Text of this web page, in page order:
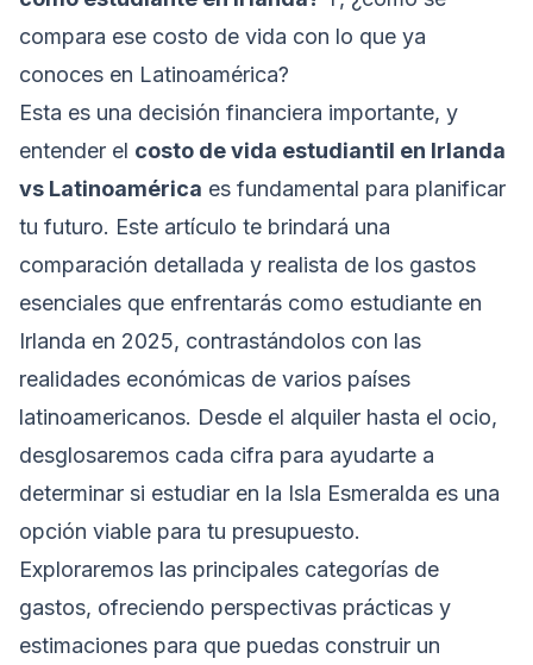
compara ese costo de vida con lo que ya
conoces en Latinoamérica?
Esta es una decisión financiera importante, y
entender el costo de vida estudiantil en Irlanda
vs Latinoamérica es fundamental para planificar
tu futuro. Este artículo te brindará una
comparación detallada y realista de los gastos
esenciales que enfrentarás como estudiante en
Irlanda en 2025, contrastándolos con las
realidades económicas de varios países
latinoamericanos. Desde el alquiler hasta el ocio,
desglosaremos cada cifra para ayudarte a
determinar si estudiar en la Isla Esmeralda es una
opción viable para tu presupuesto.
Exploraremos las principales categorías de
gastos, ofreciendo perspectivas prácticas y
estimaciones para que puedas construir un